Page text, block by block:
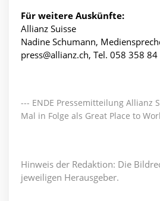
Für weitere Auskünfte:
Allianz Suisse
Nadine Schumann,
press@allianz.ch, Tel. 058 358
--- ENDE Pressemitteilung Allianz
Mal in Folge als Great Place to
Hinweis der Redaktion: Die
jeweiligen Herausgeber.